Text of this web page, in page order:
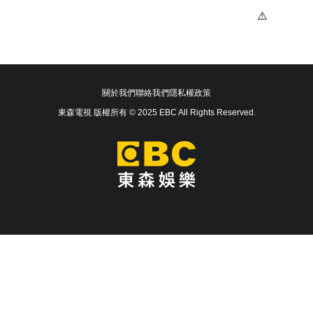
關於我們聯絡我們隱私權政策
東森電視 版權所有 © 2025 EBC All Rights Reserved.